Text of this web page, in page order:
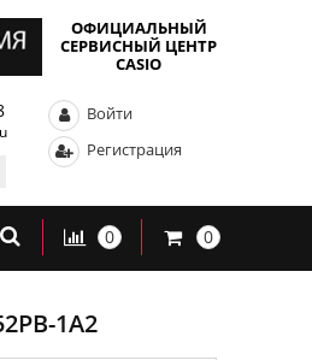
ОФИЦИАЛЬНЫЙ
СЕРВИСНЫЙ ЦЕНТР
CASIO
Войти
Регистрация
0 0
1A2